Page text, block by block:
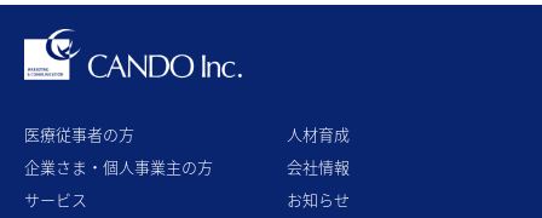
医療従事者の方
企業さま・個人事業主の方
サービス
人材育成
会社情報
お知らせ